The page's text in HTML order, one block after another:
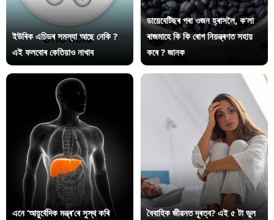
ইউৰিক এচিডৰ সমস্যা আছে নেকি ?
এই ফলবোৰ কেতিয়াও নাখাব
ডায়েবেটিছৰ পৰা ওজন হ্ৰাসলৈ, ক’লা
ৰাজমাহে কি কি ৰোগ নিয়ন্ত্ৰণত সহায়
কৰে ? জানক
এনে ‘আয়ুৰ্বেদিক মন্ত্ৰ’ৰে সুস্থ কৰি
বৈবাহিক জীৱনত দূৰত্ব? এই ৫ টা ভুল